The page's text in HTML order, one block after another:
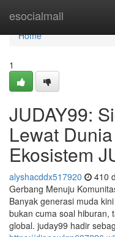
esocialmall
Home
Home
1
JUDAY99:
Lewat
Ekosistem
alyshacddx517920 410
Gerbang Menuju
Banyak generasi muda
bukan cuma soal hiburan,
global. juday99 hadir